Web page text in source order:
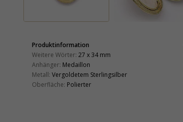
Produktinformation
Weitere Wörter: 27 x 34 mm
Anhänger: Medaillon
Metall: Vergoldetem Sterlingsilber
Oberfläche: Polierter